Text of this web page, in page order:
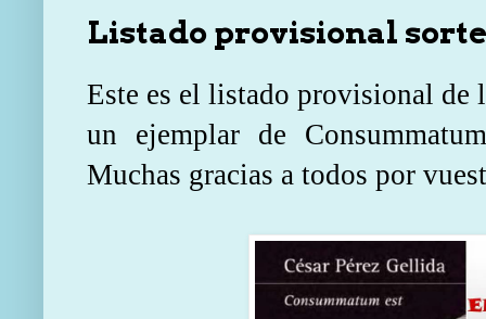
Listado provisional
Este es el listado provisional de
un ejemplar de
Muchas gracias a todos por